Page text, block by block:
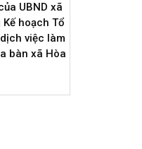
UBND xã
Kế hoạch Tổ
việc làm
bàn xã Hòa